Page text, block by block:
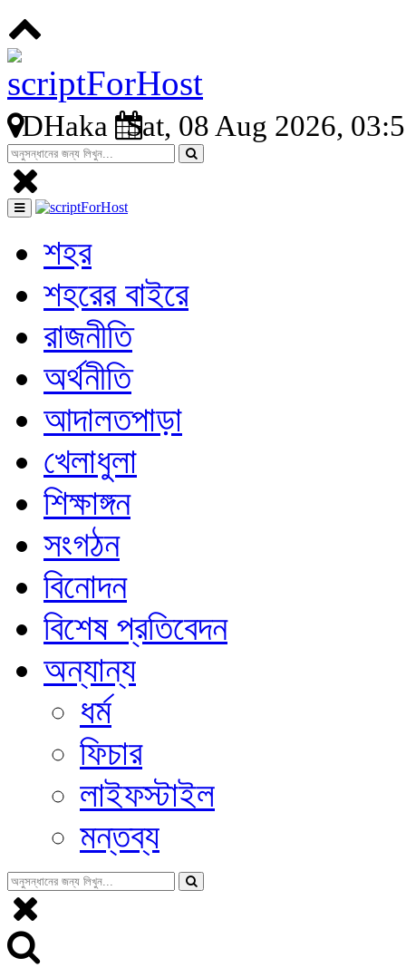
DHaka Sat, 08 Aug 2026,
শহর
শহরের বাইরে
রাজনীতি
অর্থনীতি
আদালতপাড়া
খেলাধুলা
শিক্ষাঙ্গন
সংগঠন
বিনোদন
বিশেষ প্রতিবেদন
অন্যান্য
ধর্ম
ফিচার
লাইফস্টাইল
মন্তব্য